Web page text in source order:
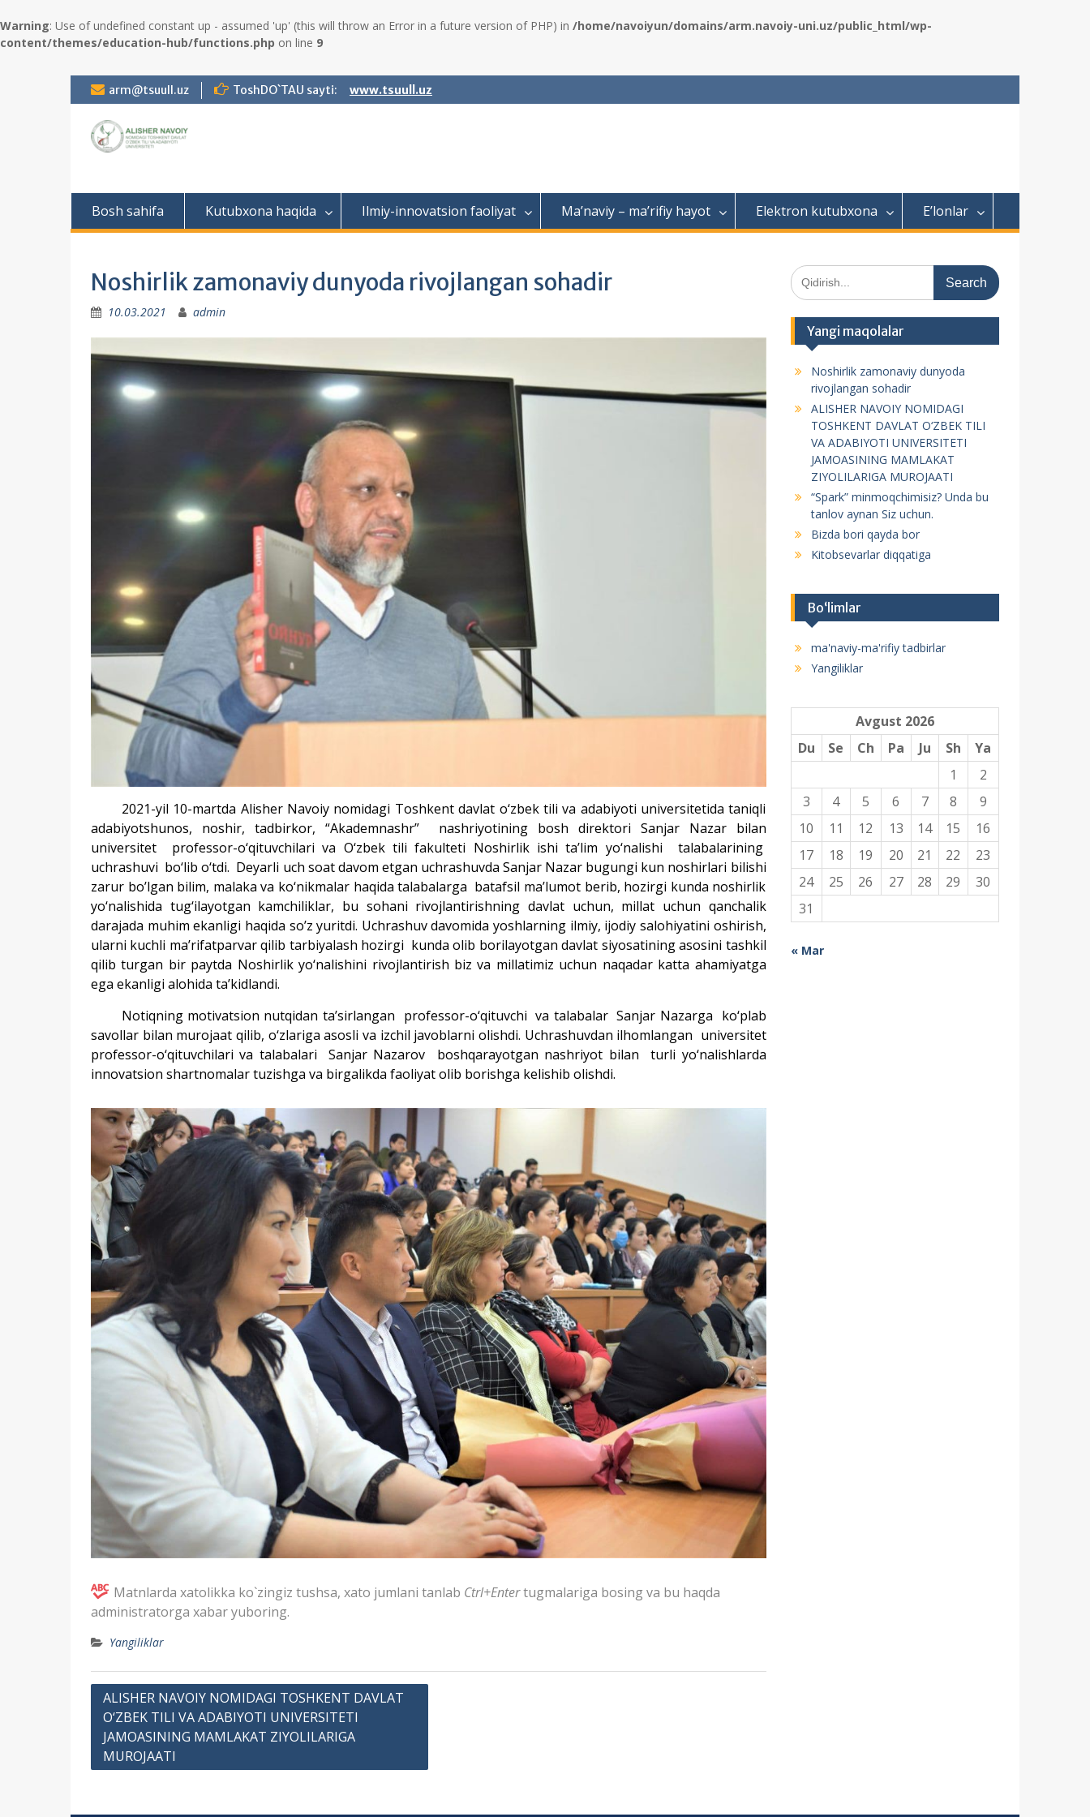
Warning: Use of undefined constant up - assumed 'up' (this will throw an Error in a future version of PHP) in /home/navoiyun/domains/arm.navoiy-uni.uz/public_html/wp-
content/themes/education-hub/functions.php on line 9
k
t
arm@tsuull.uz ToshDO`TAU sayti: www.tsuull.uz
Bosh sahifa Kutubxona haqida Ilmiy-innovatsion faoliyat Ma’naviy – ma’rifiy hayot Elektron kutubxona E’lonlar
Noshirlik zamonaviy dunyoda rivojlangan sohadir
10.03.2021 admin
2021-yil 10-martda Alisher Navoiy nomidagi Toshkent davlat o‘zbek tili va adabiyoti universitetida taniqli
adabiyotshunos, noshir, tadbirkor, “Akademnashr” nashriyotining bosh direktori Sanjar Nazar bilan
universitet professor-o‘qituvchilari va O‘zbek tili fakulteti Noshirlik ishi ta’lim yo‘nalishi talabalarining
uchrashuvi bo‘lib o‘tdi. Deyarli uch soat davom etgan uchrashuvda Sanjar Nazar bugungi kun noshirlari bilishi
zarur bo’lgan bilim, malaka va ko‘nikmalar haqida talabalarga batafsil ma’lumot berib, hozirgi kunda noshirlik
yo‘nalishida tug‘ilayotgan kamchiliklar, bu sohani rivojlantirishning davlat uchun, millat uchun qanchalik
darajada muhim ekanligi haqida so’z yuritdi. Uchrashuv davomida yoshlarning ilmiy, ijodiy salohiyatini oshirish,
ularni kuchli ma’rifatparvar qilib tarbiyalash hozirgi kunda olib borilayotgan davlat siyosatining asosini tashkil
qilib turgan bir paytda Noshirlik yo‘nalishini rivojlantirish biz va millatimiz uchun naqadar katta ahamiyatga
ega ekanligi alohida ta’kidlandi.
Notiqning motivatsion nutqidan ta’sirlangan professor-o‘qituvchi va talabalar Sanjar Nazarga ko‘plab
savollar bilan murojaat qilib, o‘zlariga asosli va izchil javoblarni olishdi. Uchrashuvdan ilhomlangan universitet
professor-o‘qituvchilari va talabalari Sanjar Nazarov boshqarayotgan nashriyot bilan turli yo‘nalishlarda
innovatsion shartnomalar tuzishga va birgalikda faoliyat olib borishga kelishib olishdi.
Matnlarda xatolikka ko`zingiz tushsa, xato jumlani tanlab Ctrl+Entertugmalariga bosing va bu haqda
administratorga xabar yuboring.
Yangiliklar
t
ALISHER NAVOIY NOMIDAGI TOSHKENT DAVLAT
O‘ZBEK TILI VA ADABIYOTI UNIVERSITETI
JAMOASINING MAMLAKAT ZIYOLILARIGA
MUROJAATI
S
e
c
Yangi maqolalar
Noshirlik zamonaviy dunyoda
rivojlangan sohadir
ALISHER NAVOIY NOMIDAGI
TOSHKENT DAVLAT O‘ZBEK TILI
VA ADABIYOTI UNIVERSITETI
JAMOASINING MAMLAKAT
ZIYOLILARIGA MUROJAATI
“Spark” minmoqchimisiz? Unda bu
tanlov aynan Siz uchun.
Bizda bori qayda bor
Kitobsevarlar diqqatiga
Bo‘limlar
ma'naviy-ma'rifiy tadbirlar
Yangiliklar
Avgust 2026
Du
Se Ch Pa Ju Sh
Ya
1
2
3
4 5 6 7 8
9
10
11 12 13 14 15
16
17
18 19 20 21 22
23
24
25 26 27 28 29
30
31
« Mar